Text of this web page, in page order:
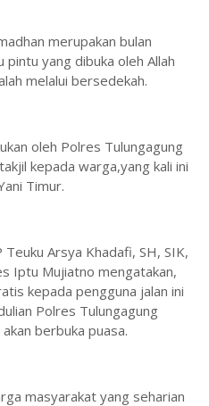
merupakan bulan
yang dibuka oleh Allah
melalui bersedekah.
oleh Polres Tulungagung
kepada warga,yang kali ini
Timur.
Arsya Khadafi, SH, SIK,
Iptu Mujiatno mengatakan,
kepada pengguna jalan ini
Polres Tulungagung
berbuka puasa.
masyarakat yang seharian